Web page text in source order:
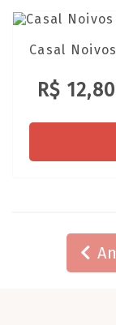
Casal
R$ 12,80